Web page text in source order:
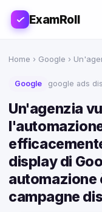
ExamRoll
Home › Google ›
Google google ads
Un'agenzia
display di
automazione
campagne